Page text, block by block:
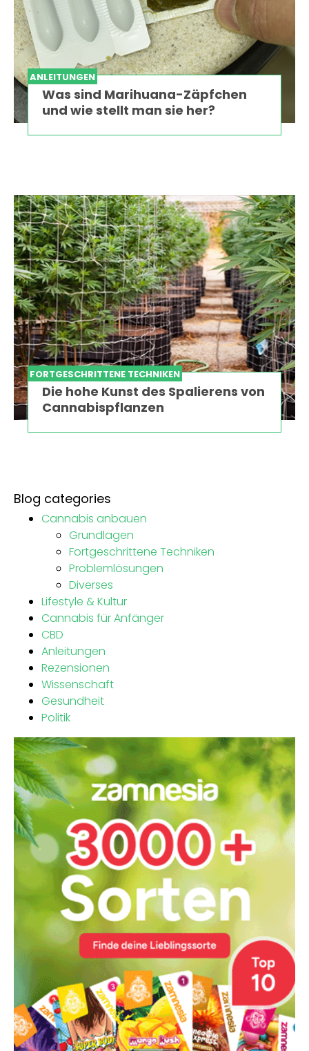
ANLEITUNGEN
Was sind Marihuana-Zäpfchen
und wie stellt man sie her?
FORTGESCHRITTENE TECHNIKEN
Die hohe Kunst des Spalierens von
Cannabispflanzen
Blog categories
Cannabis anbauen
Grundlagen
Fortgeschrittene Techniken
Problemlösungen
Diverses
Lifestyle & Kultur
Cannabis für Anfänger
CBD
Anleitungen
Rezensionen
Wissenschaft
Gesundheit
Politik